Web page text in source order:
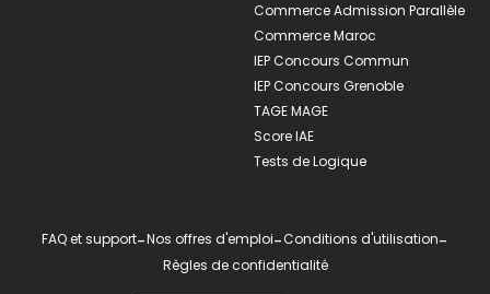
Commerce Admission Parallèle
Commerce Maroc
IEP Concours Commun
IEP Concours Grenoble
TAGE MAGE
Score IAE
Tests de Logique
FAQ et support-Nos offres d'emploi-Conditions d'utilisation-
Règles de confidentialité